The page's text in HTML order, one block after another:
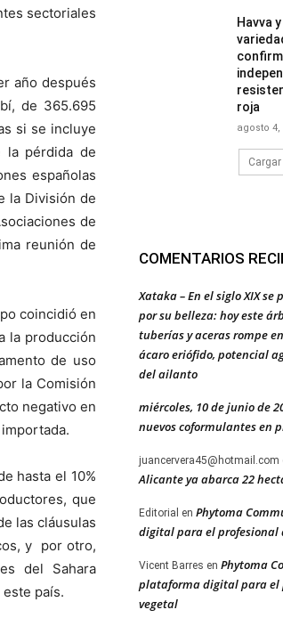
sectoriales
año después
de 365.695
si se incluye
la pérdida de
españolas
la División de
de
reunión de
coincidió en
la producción
de uso
la Comisión
negativo en
hasta el 10%
que
las cláusulas
y por otro,
del Sahara
país.
Havva
roja
agosto 4,
COMENTARIOS
Xataka – En el siglo XIX
por su belleza: hoy este
tuberías y aceras rompe
ácaro eriófido, potencial
del ailanto
miércoles, 10 de junio de
nuevos coformulantes en
juancervera45@hotmail.com
Alicante ya abarca 22
Editorial en Phytoma
digital para el profesional
Vicent Barres en Phytoma
plataforma digital para el
vegetal